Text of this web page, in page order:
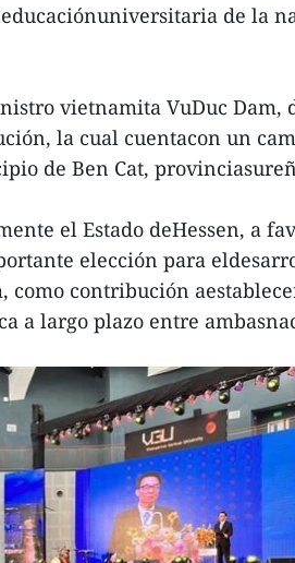
de la
vietnamita VuDuc Dam,
la cual cuentacon un
de Ben Cat,
el Estado deHessen, a
elección para
contribución
a largo plazo entre